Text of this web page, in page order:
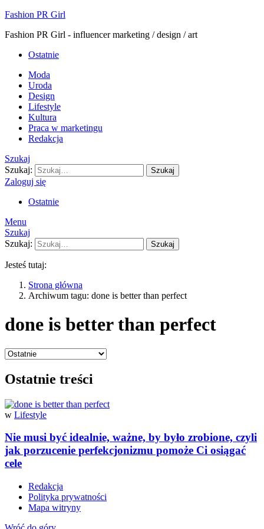
Fashion PR Girl
Fashion PR Girl - influencer marketing / design / art
Ostatnie
Moda
Uroda
Design
Lifestyle
Kultura
Praca w marketingu
Redakcja
Szukaj
Szukaj:
Szukaj
Zaloguj się
Ostatnie
Menu
Szukaj
Szukaj:
Szukaj
Jesteś tutaj:
Strona główna
Archiwum tagu: done is better than perfect
done is better than perfect
Ostatnie treści
w Lifestyle
Nie musi być idealnie, ważne, by było zrobione, czyli
jak porzucenie perfekcjonizmu pomoże Ci osiągać
cele
Redakcja
Polityka prywatności
Mapa witryny